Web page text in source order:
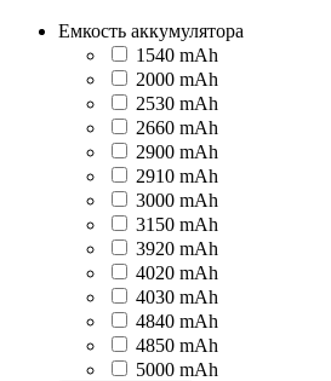
Емкость аккумулятора
1540 mAh
2000 mAh
2530 mAh
2660 mAh
2900 mAh
2910 mAh
3000 mAh
3150 mAh
3920 mAh
4020 mAh
4030 mAh
4840 mAh
4850 mAh
5000 mAh